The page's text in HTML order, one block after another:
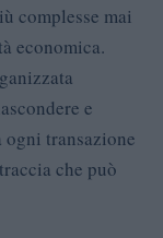
complesse mai
economica.
e
transazione
che può